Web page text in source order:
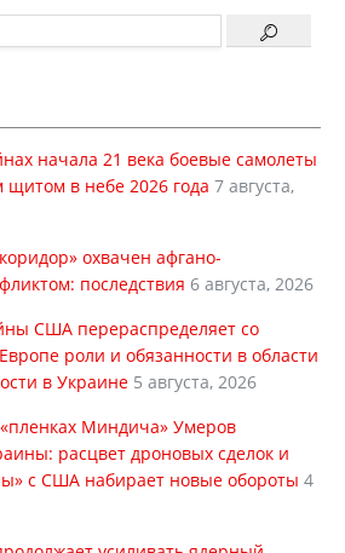
начала 21 века боевые самолеты
в небе 2026 года 7 августа,
охвачен афгано-
последствия 6 августа, 2026
США перераспределяет со
роли и обязанности в области
в Украине 5 августа, 2026
Миндича» Умеров
расцвет дроновых сделок и
с США набирает новые обороты 4